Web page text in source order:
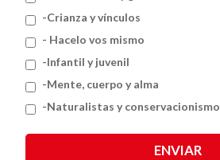
-Crianza y vínculos
- Hacelo vos mismo
-Infantil y juvenil
-Mente, cuerpo y alma
-Naturalistas y conservacionismo
ENVIAR